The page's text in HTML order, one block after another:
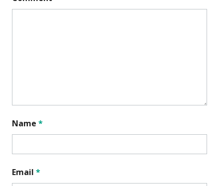
Name *
Email *